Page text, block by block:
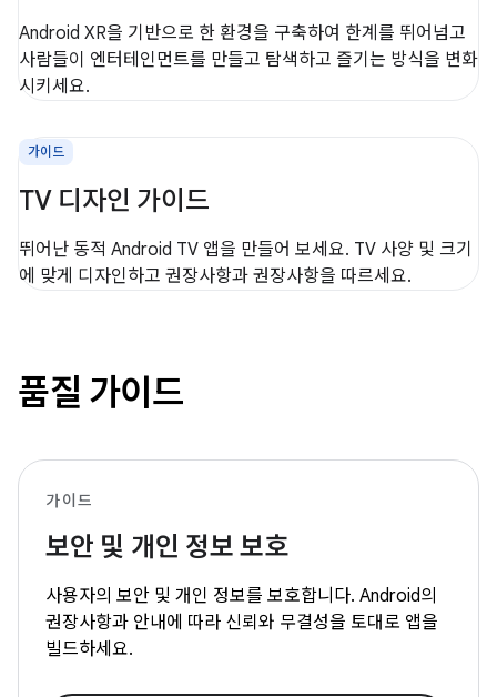
Android XR을 기반으로 한 환경을 구축하여 한계를 뛰어넘고
사람들이 엔터테인먼트를 만들고 탐색하고 즐기는 방식을 변화
시키세요.
가이드
TV 디자인 가이드
뛰어난 동적 Android TV 앱을 만들어 보세요. TV 사양 및 크기
에 맞게 디자인하고 권장사항과 권장사항을 따르세요.
품질 가이드
가이드
보안 및 개인 정보 보호
사용자의 보안 및 개인 정보를 보호합니다. Android의
권장사항과 안내에 따라 신뢰와 무결성을 토대로 앱을
빌드하세요.